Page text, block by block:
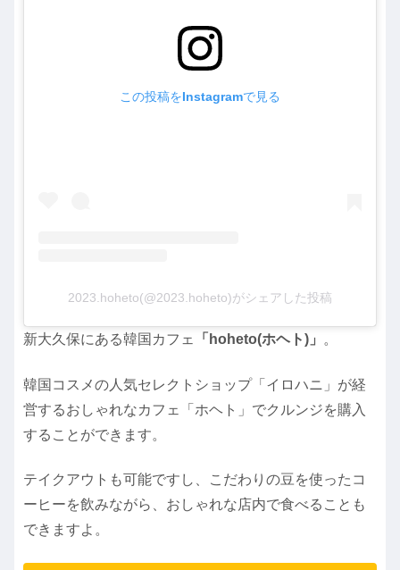
この投稿をInstagramで見る
2023.hoheto(@2023.hoheto)がシェアした投稿
新大久保にある韓国カフェ 「hoheto(ホヘト)」 。
韓国コスメの人気セレクトショップ「イロハニ」が経
営するおしゃれなカフェ「ホヘト」でクルンジを購入
することができます。
テイクアウトも可能ですし、こだわりの豆を使ったコ
ーヒーを飲みながら、おしゃれな店内で食べることも
できますよ。